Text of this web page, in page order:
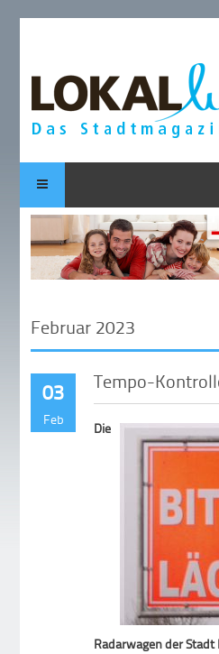
Februar 2023
03
Feb
Tempo-
Die
Radarwagen der